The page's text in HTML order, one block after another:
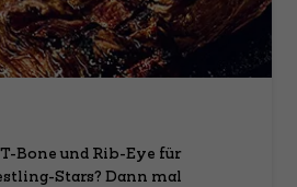
Bone und Rib-Eye für
Stars? Dann mal